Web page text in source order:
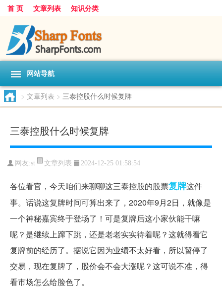
首 页 文章列表 知识分类
网站导航
> 文章列表 > 三泰控股什么时候复牌
三泰控股什么时候复牌
网友:st 文章列表 2024-12-25 01:58:54
各位看官，今天咱们来聊聊这三泰控股的股票复牌这件
事。话说这复牌时间可算出来了，2020年9月2日，就像是
一个神秘嘉宾终于登场了！可是复牌后这小家伙能干嘛
呢？是继续上蹿下跳，还是老老实实待着呢？这就得看它
复牌前的经历了。据说它因为业绩不太好看，所以暂停了
交易，现在复牌了，股价会不会大涨呢？这可说不准，得
看市场怎么给脸色了。